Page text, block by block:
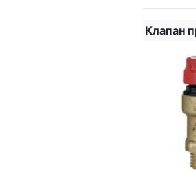
Клапан